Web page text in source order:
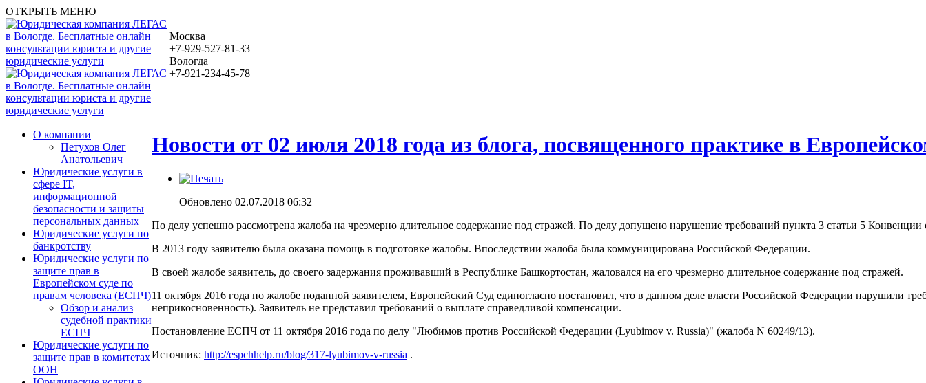
ОТКРЫТЬ МЕНЮ
Москва
+7-929-527-81-33
Вологда
+7-921-234-45-78
О компании
Петухов Олег
Анатольевич
Юридические услуги в
сфере IT,
информационной
безопасности и защиты
персональных данных
Юридические услуги по
банкротству
Юридические услуги по
защите прав в
Европейском суде по
правам человека (ЕСПЧ)
Обзор и анализ
судебной практики
ЕСПЧ
Юридические услуги по
защите прав в комитетах
ООН
Новости от 02 июля 2018 года из блога, посвященного практике в
Обновлено 02.07.2018 06:32
По делу успешно рассмотрена жалоба на чрезмерно длительное содержание под стражей. По делу допущено нарушение требований пункта 3 статьи 5
В 2013 году заявителю была оказана помощь в подготовке жалобы. Впоследствии жалоба была коммуницирована Российской Федерации.
В своей жалобе заявитель, до своего задержания проживавший в Республике Башкортостан, жаловался на его чрезмерно длительное содержание под стражей.
11 октября 2016 года по жалобе поданной заявителем, Европейский Суд единогласно постановил, что в данном деле власти Российской Федерации нарушили
неприкосновенность). Заявитель не представил требований о выплате справедливой компенсации.
Постановление ЕСПЧ от 11 октября 2016 года по делу "Любимов против Российской Федерации (Lyubimov v. Russia)" (жалоба N 60249/13).
Источник: http://espchhelp.ru/blog/317-lyubimov-v-russia .